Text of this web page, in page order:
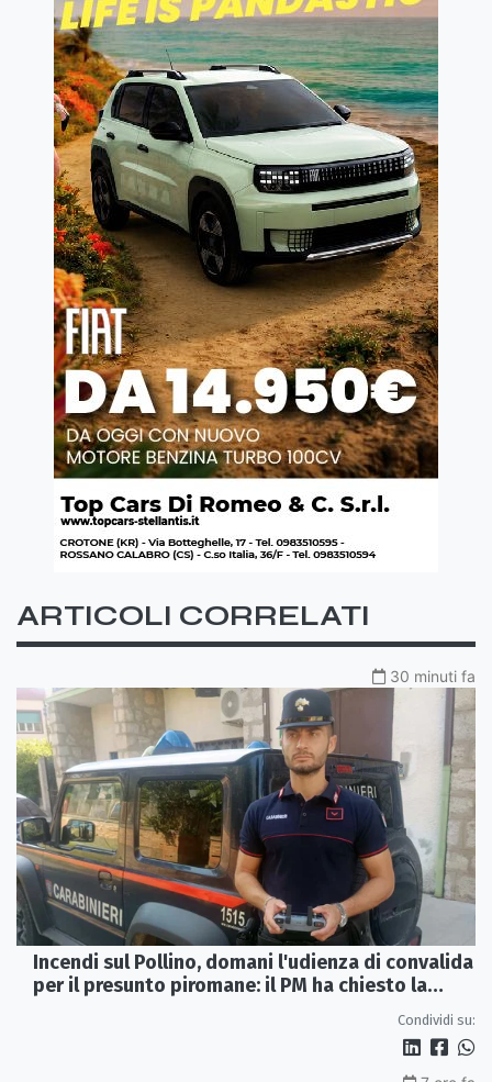
ARTICOLI CORRELATI
30 minuti fa
Incendi sul Pollino, domani l'udienza di convalida
per il presunto piromane: il PM ha chiesto la
Condividi su: